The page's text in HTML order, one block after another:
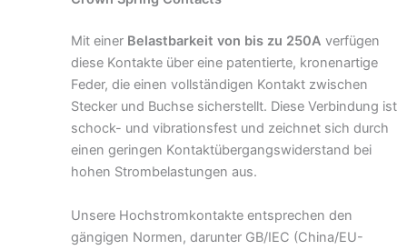
Mit einer Belastbarkeit von bis zu 250A verfügen
diese Kontakte über eine patentierte, kronenartige
Feder, die einen vollständigen Kontakt zwischen
Stecker und Buchse sicherstellt. Diese Verbindung ist
schock- und vibrationsfest und zeichnet sich durch
einen geringen Kontaktübergangswiderstand bei
hohen Strombelastungen aus.
Unsere Hochstromkontakte entsprechen den
gängigen Normen, darunter GB/IEC (China/EU-